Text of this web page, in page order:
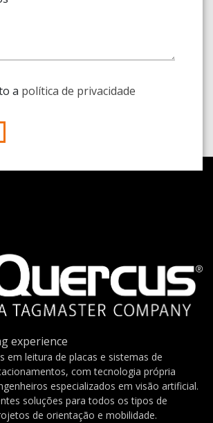
a política de privacidade
experience
em leitura de placas e sistemas de
com tecnologia própria
especializados em visão artificial.
soluções para todos os tipos de
de orientação e mobilidade.